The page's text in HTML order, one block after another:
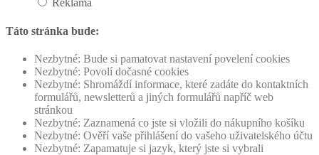
Reklama
Táto stránka bude:
Nezbytné: Bude si pamatovat nastavení povelení cookies
Nezbytné: Povolí dočasné cookies
Nezbytné: Shromáždí informace, které zadáte do kontaktních
formulářů, newsletterů a jiných formulářů napříč web
stránkou
Nezbytné: Zaznamená co jste si vložili do nákupního košíku
Nezbytné: Ověří vaše přihlášení do vašeho uživatelského účtu
Nezbytné: Zapamatuje si jazyk, který jste si vybrali